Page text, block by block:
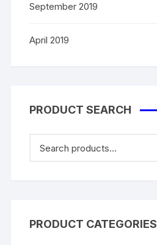
September 2019
April 2019
PRODUCT SEARCH
PRODUCT CATEGORIES